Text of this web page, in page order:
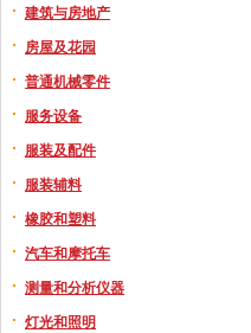
建筑与房地产
房屋及花园
普通机械零件
服务设备
服装及配件
服装辅料
橡胶和塑料
汽车和摩托车
测量和分析仪器
灯光和照明